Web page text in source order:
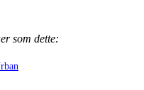
som dette: